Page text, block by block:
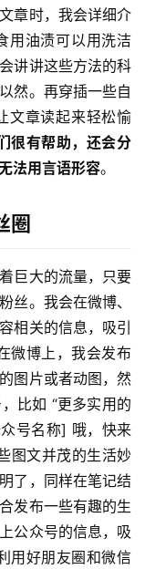
章时，我会详细介
用油渍可以用洗洁
讲讲这些方法的科
然。再穿插一些自
文章读起来轻松愉
很有帮助，还会分
法用言语形容。
圈
巨大的流量，只要
丝。我会在微博、
相关的信息，吸引
微博上，我会发布
图片或者动图，然
比如 “更多实用的
号名称] 哦，快来
图文并茂的生活妙
了，同样在笔记结
发布一些有趣的生
公众号的信息，吸
用好朋友圈和微信